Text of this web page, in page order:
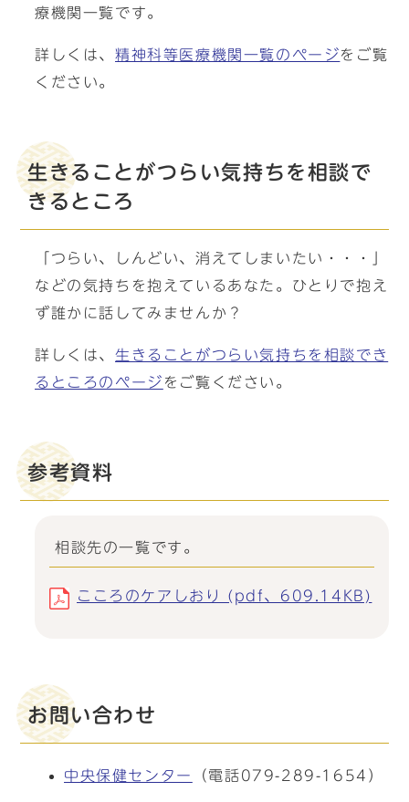
療機関一覧です。
詳しくは、 精神科等医療機関一覧のページをご覧
ください。
生きることがつらい気持ちを相談で
きるところ
「つらい、しんどい、消えてしまいたい・・・」
などの気持ちを抱えているあなた。ひとりで抱え
ず誰かに話してみませんか？
詳しくは、 生きることがつらい気持ちを相談でき
るところのページ をご覧ください。
参考資料
相談先の一覧です。
こころのケアしおり (pdf、609.14KB)
お問い合わせ
中央保健センター （電話079-289-1654）